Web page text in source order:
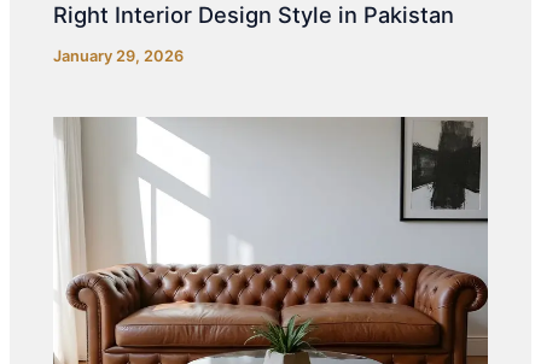
Right Interior Design Style in Pakistan
January 29, 2026